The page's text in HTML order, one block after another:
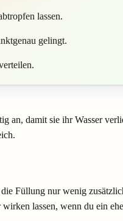
lassen.
gelingt.
an, damit sie ihr Wasser
Füllung nur wenig
lassen, wenn du ein